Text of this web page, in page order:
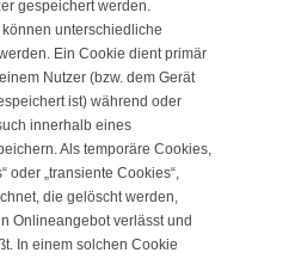
gespeichert werden.
unterschiedliche
Ein Cookie dient primär
Nutzer (bzw. dem Gerät
ist) während oder
innerhalb eines
Als temporäre Cookies,
oder „transiente Cookies“,
die gelöscht werden,
Onlineangebot verlässt und
In einem solchen Cookie